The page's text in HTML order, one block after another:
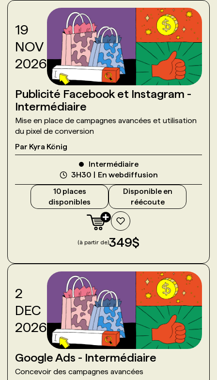
19
NOV
2026
Publicité Facebook et Instagram -
Intermédiaire
Mise en place de campagnes avancées et utilisation
du pixel de conversion
Par Kyra König
Intermédiaire
3H30
En webdiffusion
10places
disponibles
Disponible en
réécoute
(à partir de)349$
2
DEC
2026
Google Ads - Intermédiaire
Concevoir des campagnes avancées